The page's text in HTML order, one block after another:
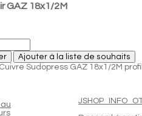
GAZ 18x1/2M
Ajouter à la liste de souhaits
Sudopress GAZ 18x1/2M